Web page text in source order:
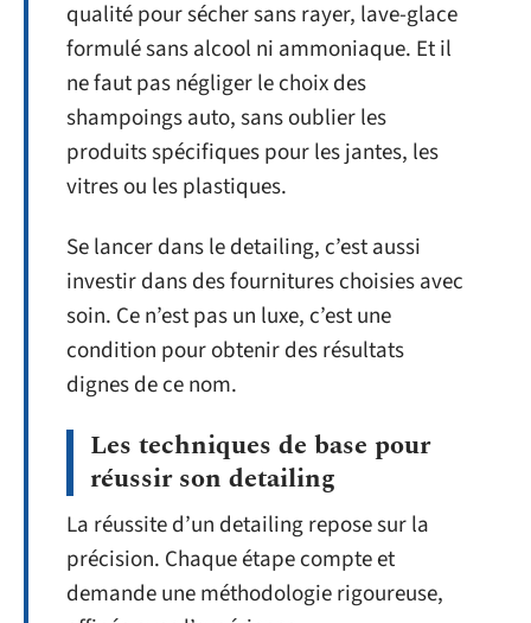
qualité pour sécher sans rayer, lave-glace
formulé sans alcool ni ammoniaque. Et il
ne faut pas négliger le choix des
shampoings auto, sans oublier les
produits spécifiques pour les jantes, les
vitres ou les plastiques.
Se lancer dans le detailing, c’est aussi
investir dans des fournitures choisies avec
soin. Ce n’est pas un luxe, c’est une
condition pour obtenir des résultats
dignes de ce nom.
Les techniques de base pour
réussir son detailing
La réussite d’un detailing repose sur la
précision. Chaque étape compte et
demande une méthodologie rigoureuse,